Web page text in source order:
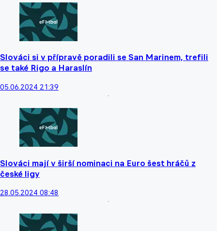
Slováci si v přípravě poradili se San Marinem, trefili
se také Rigo a Haraslín
05.06.2024 21:39
Slováci mají v širší nominaci na Euro šest hráčů z
české ligy
28.05.2024 08:48